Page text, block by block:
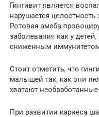
Гингивит является
нарушается
Ротовая амеба
заболевания как у
сниженным
Стоит отметить, что
малышей так, как они
хватают
При развитии кариеса